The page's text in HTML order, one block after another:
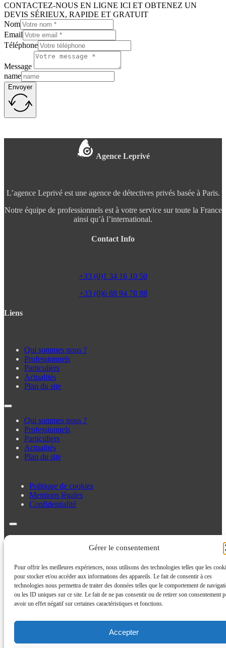
Gérer le consentement
Pour offrir les meilleures expériences, nous utilisons des technologies telles que les
pour stocker et/ou accéder aux informations des appareils. Le fait de consentir à ces
technologies nous permettra de traiter des données telles que le comportement de
ou les ID uniques sur ce site. Le fait de ne pas consentir ou de retirer son consentement
avoir un effet négatif sur certaines caractéristiques et fonctions.
Accepter
CONTACTEZ-NOUS EN LIGNE ICI ET OBTENEZ UN
DEVIS SÉRIEUX, RAPIDE ET GRATUIT
Nom
Email
Téléphone
Message
name
Envoyer
Agence Leprivé
L’agence Leprivé est une agence de détectives privés basée à Paris.
Notre équipe de professionnels est à votre service sur toute la France
ainsi qu’à l’international.
Contact Info
+33 (0)1 34 16 10 50
+33 (0)6 88 94 78 88
Liens
Qui sommes nous ?
Professionnels
Particuliers
Actualités
Plan du site
Qui sommes nous ?
Professionnels
Particuliers
Actualités
Plan du site
Politique de cookies
Mentions légales
Confidentialité